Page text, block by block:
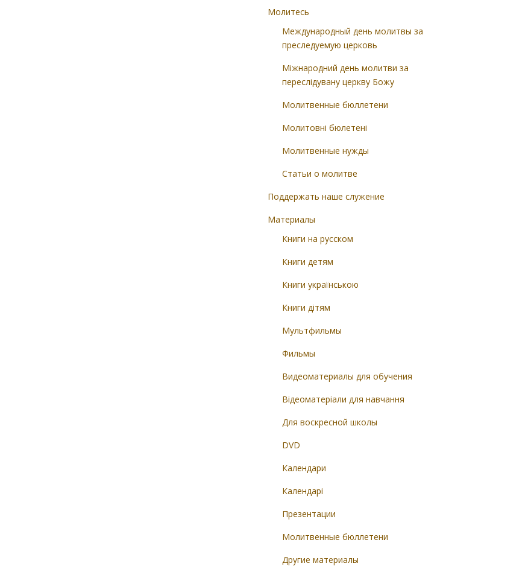
Молитесь
Международный день молитвы за
преследуемую церковь
Міжнародний день молитви за
переслідувану церкву Божу
Молитвенные бюллетени
Молитовні бюлетені
Молитвенные нужды
Статьи о молитве
Поддержать наше служение
Материалы
Книги на русском
Книги детям
Книги українською
Книги дітям
Мультфильмы
Фильмы
Видеоматериалы для обучения
Відеоматеріали для навчання
Для воскресной школы
DVD
Календари
Календарі
Презентации
Молитвенные бюллетени
Другие материалы